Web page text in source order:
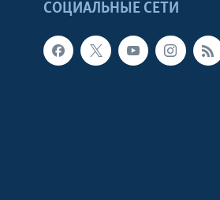
СОЦИАЛЬНЫЕ СЕТИ